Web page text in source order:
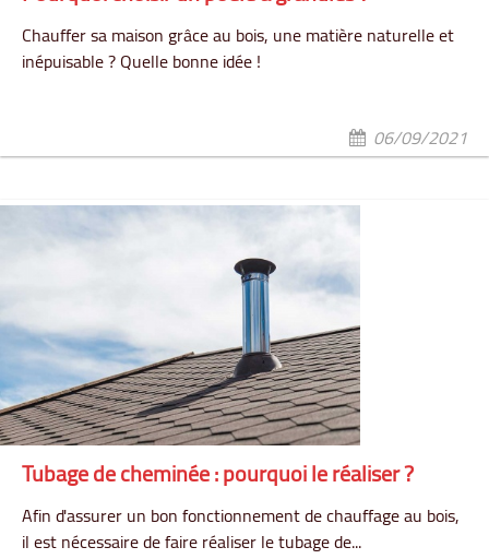
Chauffer sa maison grâce au bois, une matière naturelle et
inépuisable ? Quelle bonne idée !
06/09/2021
Tubage de cheminée : pourquoi le réaliser ?
Afin d'assurer un bon fonctionnement de chauffage au bois,
il est nécessaire de faire réaliser le tubage de...